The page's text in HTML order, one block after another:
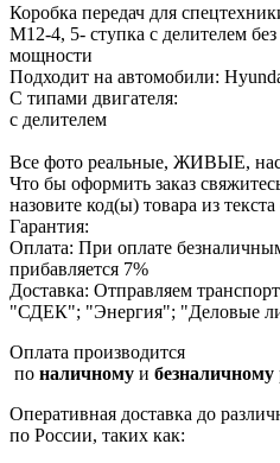
Коробка передач для
M12-4, 5- ступка с делителем
мощности
Подходит на автомобили:
С типами двигателя:
c делителем
Все фото реальные, ЖИВЫЕ,
Что бы оформить заказ
назовите код(ы) товара из
Гарантия:
Оплата: При оплате
прибавляется 7%
Доставка: Отправляем
"СДЕК"; "Энергия"; "Деловые
Оплата производится
по наличному и безналичному
Оперативная доставка до
по России, таких как: